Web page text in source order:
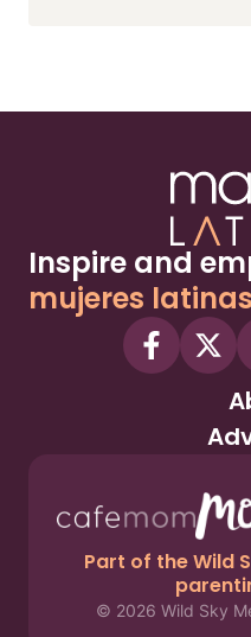
Inspire and
mujeres latinas
Part of the Wild
© 2026 Wild Sky